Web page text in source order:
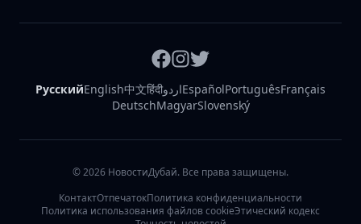
РусскийEnglish中文हिंदीاردوEspañolPortuguêsFrançais
DeutschMagyarSlovenský
©2026 НовостиДубай. Все права защищены.
КонтактОтпечатокПолитика конфиденциальности
Политика использования файлов cookieЭтический кодекс